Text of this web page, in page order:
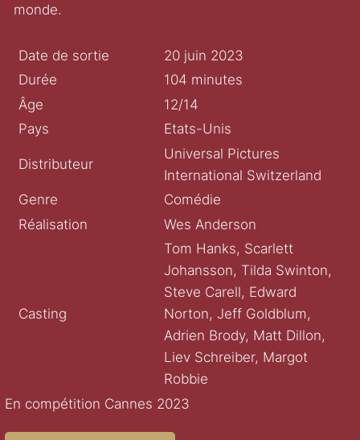
monde.
Date de sortie
20 juin 2023
Durée
104 minutes
Âge
12/14
Pays
Etats-Unis
Distributeur
Universal Pictures
International Switzerland
Genre
Comédie
Réalisation
Wes Anderson
Casting
Tom Hanks, Scarlett
Johansson, Tilda Swinton,
Steve Carell, Edward
Norton, Jeff Goldblum,
Adrien Brody, Matt Dillon,
Liev Schreiber, Margot
Robbie
En compétition Cannes 2023